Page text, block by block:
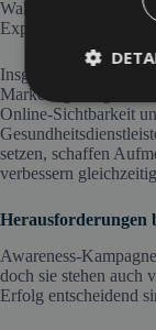
Wahrnehmung und
Experten in ihrem
Insgesamt verbinden
Marketing mit
Online-Sichtbarkeit
setzen, schaffen
verbessern
Herausforderungen
Awareness-
doch sie stehen auch
Erfolg entscheidend